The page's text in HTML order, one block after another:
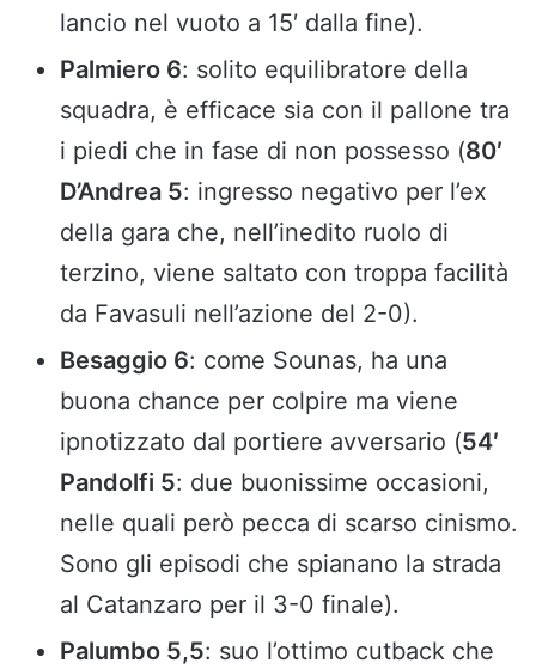
lancio nel vuoto a 15′ dalla fine).
Palmiero 6: solito equilibratore della
squadra, è efficace sia con il pallone tra
i piedi che in fase di non possesso (80′
D’Andrea 5: ingresso negativo per l’ex
della gara che, nell’inedito ruolo di
terzino, viene saltato con troppa facilità
da Favasuli nell’azione del 2-0).
Besaggio 6: come Sounas, ha una
buona chance per colpire ma viene
ipnotizzato dal portiere avversario (54′
Pandolfi 5: due buonissime occasioni,
nelle quali però pecca di scarso cinismo.
Sono gli episodi che spianano la strada
al Catanzaro per il 3-0 finale).
Palumbo 5,5: suo l’ottimo cutback che